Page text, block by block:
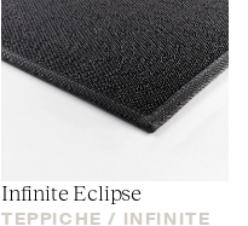
Infinite Eclipse
TEPPICHE / INFINITE